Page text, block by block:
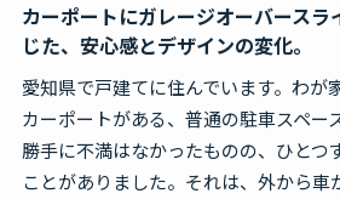
カーポートにガレージオーバースラ
じた、安心感とデザインの変化。
愛知県で戸建てに住んでいます。わが
カーポートがある、普通の駐車スペー
勝手に不満はなかったものの、ひとつ
ことがありました。それは、外から車